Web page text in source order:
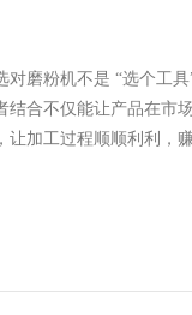
对磨粉机不是 “选个工
结合不仅能让产品在市
让加工过程顺顺利利，